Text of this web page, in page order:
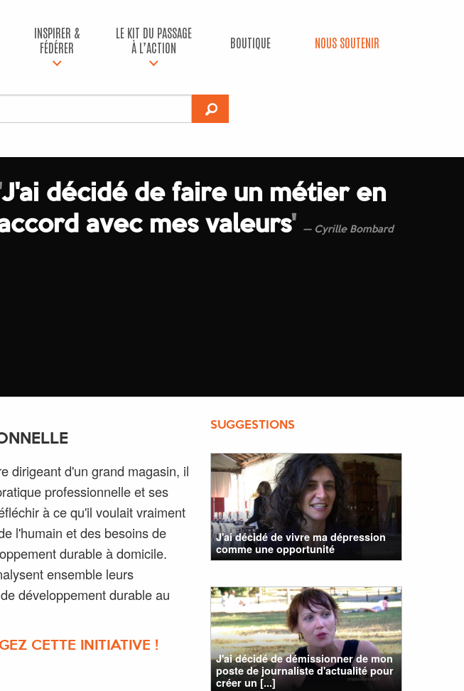
INSPIRER &
FÉDÉRER
LE KIT DU PASSAGE
À L’ACTION
BOUTIQUE NOUS SOUTENIR
J'ai décidé de faire un métier en
avec mes valeurs' Cyrille Bombard
dirigeant d'un grand magasin, il
professionnelle et ses
à ce qu'il voulait vraiment
l'humain et des besoins de
durable à domicile.
ensemble leurs
développement durable au
CETTE INITIATIVE !
SUGGESTIONS
J'ai décidé de vivre ma dépression
comme une opportunité
J'ai décidé de démissionner de mon
poste de journaliste d'actualité pour
créer un [...]